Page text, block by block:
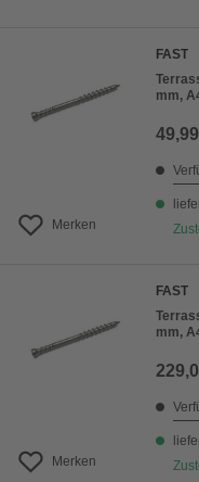
Merken
FAST
mm,
Merken
FAST
mm,